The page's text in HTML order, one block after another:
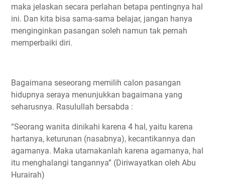
maka jelaskan secara perlahan betapa pentingnya hal
ini. Dan kita bisa sama-sama belajar, jangan hanya
menginginkan pasangan soleh namun tak pernah
memperbaiki diri.
Bagaimana seseorang memilih calon pasangan
hidupnya seraya menunjukkan bagaimana yang
seharusnya. Rasulullah bersabda :
“Seorang wanita dinikahi karena 4 hal, yaitu karena
hartanya, keturunan (nasabnya), kecantikannya dan
agamanya. Maka utamakanlah karena agamanya, hal
itu menghalangi tangannya” (Diriwayatkan oleh Abu
Hurairah)